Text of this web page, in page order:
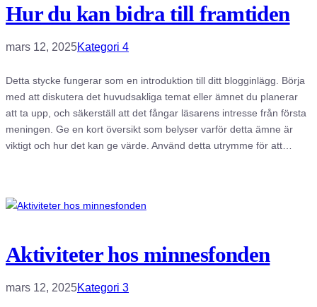
Hur du kan bidra till framtiden
mars 12, 2025Kategori 4
Detta stycke fungerar som en introduktion till ditt blogginlägg. Börja
med att diskutera det huvudsakliga temat eller ämnet du planerar
att ta upp, och säkerställ att det fångar läsarens intresse från första
meningen. Ge en kort översikt som belyser varför detta ämne är
viktigt och hur det kan ge värde. Använd detta utrymme för att…
Aktiviteter hos minnesfonden
mars 12, 2025Kategori 3